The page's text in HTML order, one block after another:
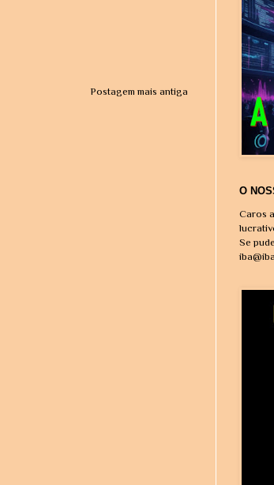
Postagem mais antiga
O
Caros
Se